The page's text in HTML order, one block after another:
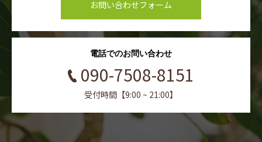
お問い合わせフォーム
電話でのお問い合わせ
090-7508-8151
受付時間【9:00 ~ 21:00】